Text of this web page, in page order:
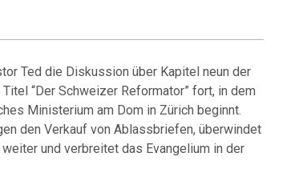
Ted die Diskussion über Kapitel neun der
“Der Schweizer Reformator” fort, in dem
Ministerium am Dom in Zürich beginnt.
den Verkauf von Ablassbriefen, überwindet
und verbreitet das Evangelium in der